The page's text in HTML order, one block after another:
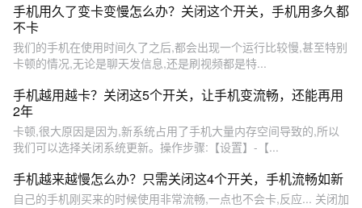
手机用久了变卡变慢怎么办？关闭这个开关，手机用多久都
不卡
我们的手机在使用时间久了之后,都会出现一个运行比较慢,甚至特别
卡顿的情况,无论是聊天发信息,还是刷视频都是特...
手机越用越卡？关闭这5个开关，让手机变流畅，还能再用
2年
卡顿,很大原因是因为,新系统占用了手机大量内存空间导致的,所以
我们可以选择关闭系统更新。操作步骤:【设置】-【...
手机越来越慢怎么办？只需关闭这4个开关，手机流畅如新
自己的手机刚买来的时候使用非常流畅,一点也不会卡,反应... 关闭加